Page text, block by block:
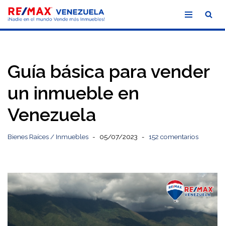
Saltar
Guía básica para vender
un inmueble en
Venezuela
Bienes Raíces / Inmuebles 05/07/2023 152 comentarios